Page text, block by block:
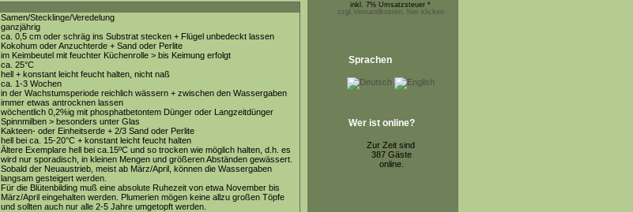
Samen/Stecklinge/Veredelung
ganzjährig
ca. 0,5 cm oder schräg ins Substrat stecken + Flügel unbedeckt lassen
Kokohum oder Anzuchterde + Sand oder Perlite
im Keimbeutel mit feuchter Küchenrolle > bis Keimung erfolgt
ca. 25°C
hell + konstant leicht feucht halten, nicht naß
ca. 1-3 Wochen
in der Wachstumsperiode reichlich wässern + zwischen den Wassergaben
immer etwas antrocknen lassen
wöchentlich 0,2%ig mit phosphatbetontem Dünger oder Langzeitdünger
Spinnmilben > besonders unter Glas
Kakteen- oder Einheitserde + 2/3 Sand oder Perlite
hell bei ca. 15-20°C + konstant leicht feucht halten
Ältere Exemplare hell bei ca.15ºC und so trocken wie möglich halten, d.h. es
wird nur sporadisch, in kleinen Mengen und größeren Abständen gewässert.
Sobald der Neuaustrieb, meist ab März/April, können die Wassergaben
langsam gesteigert werden.
Für die Blütenbilding muß eine absolute Ruhezeit von etwa November bis
März/April eingehalten werden. Plumerien mögen keine allzu großen Töpfe
und sollten auch nur alle 2-5 Jahre umgetopft werden.
inkl. 7% Umsatzsteuer *
zzgl.Versandkosten, hier klicken
Sprachen
Wer ist online?
Zur Zeit sind
387 Gäste
online.